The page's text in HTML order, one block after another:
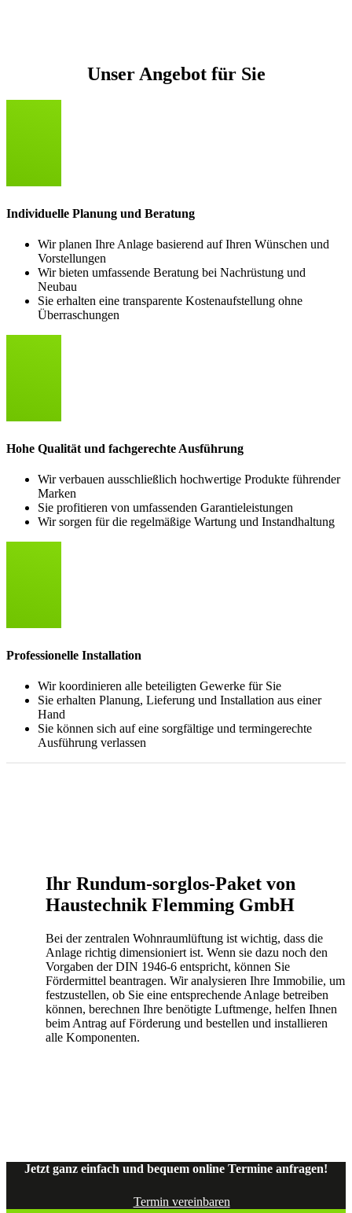
Unser Angebot für Sie
Individuelle Planung und Beratung
Wir planen Ihre Anlage basierend auf Ihren Wünschen und
Vorstellungen
Wir bieten umfassende Beratung bei Nachrüstung und
Neubau
Sie erhalten eine transparente Kostenaufstellung ohne
Überraschungen
Hohe Qualität und fachgerechte Ausführung
Wir verbauen ausschließlich hochwertige Produkte führender
Marken
Sie profitieren von umfassenden Garantieleistungen
Wir sorgen für die regelmäßige Wartung und Instandhaltung
Professionelle Installation
Wir koordinieren alle beteiligten Gewerke für Sie
Sie erhalten Planung, Lieferung und Installation aus einer
Hand
Sie können sich auf eine sorgfältige und termingerechte
Ausführung verlassen
Ihr Rundum-sorglos-Paket von
Haustechnik Flemming GmbH
Bei der zentralen Wohnraumlüftung ist wichtig, dass die
Anlage richtig dimensioniert ist. Wenn sie dazu noch den
Vorgaben der DIN 1946-6 entspricht, können Sie
Fördermittel beantragen. Wir analysieren Ihre Immobilie, um
festzustellen, ob Sie eine entsprechende Anlage betreiben
können, berechnen Ihre benötigte Luftmenge, helfen Ihnen
beim Antrag auf Förderung und bestellen und installieren
alle Komponenten.
Jetzt ganz einfach und bequem online Termine anfragen!
Termin vereinbaren